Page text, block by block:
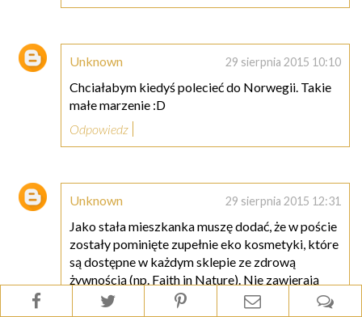
Unknown 29 sierpnia 2015 10:10
Chciałabym kiedyś polecieć do Norwegii. Takie
małe marzenie :D
Odpowiedz
Unknown 29 sierpnia 2015 12:31
Jako stała mieszkanka muszę dodać, że w poście
zostały pominięte zupełnie eko kosmetyki, które
są dostępne w każdym sklepie ze zdrową
żywnością (np. Faith in Nature). Nie zawierają
one silikonów, parabenów czy sztucznych